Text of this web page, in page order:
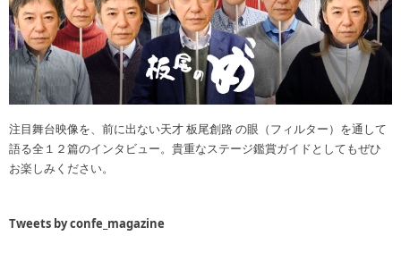
注目舞台映像を、前に出ない天才 板尾創路 の眼（フィルター）を通して
語る全１２篇のインタビュー。貴重なステージ鑑賞ガイドとしてもぜひ
お楽しみください。
Tweets by confe_magazine